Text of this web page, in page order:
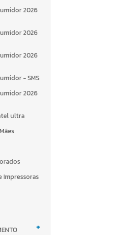
2026
2026
2026
- SMS
2026
ultra
Impressoras
+